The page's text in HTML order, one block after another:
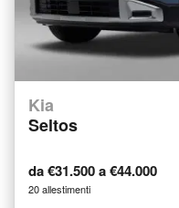
Kia
Seltos
da €31.500 a €44.000
20 allestimenti